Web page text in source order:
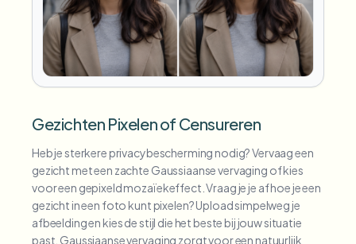
Gezichten Pixelen of Censureren
Heb je sterkere privacybescherming nodig? Vervaag een
gezicht met een zachte Gaussiaanse vervaging of kies
voor een gepixeld mozaïekeffect. Vraag je je af hoe je een
gezicht in een foto kunt pixelen? Upload simpelweg je
afbeelding en kies de stijl die het beste bij jouw situatie
past. Gaussiaanse vervaging zorgt voor een natuurlijk